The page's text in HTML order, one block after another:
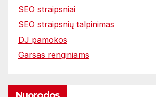
SEO straipsniai
SEO straipsnių talpinimas
DJ pamokos
Garsas renginiams